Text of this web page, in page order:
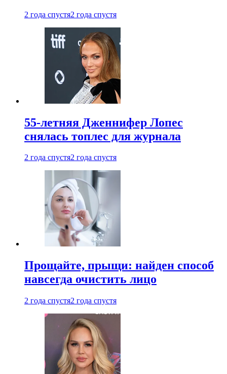
2 года спустя2 года спустя
55-летняя Дженнифер Лопес
снялась топлес для журнала
2 года спустя2 года спустя
Прощайте, прыщи: найден способ
навсегда очистить лицо
2 года спустя2 года спустя